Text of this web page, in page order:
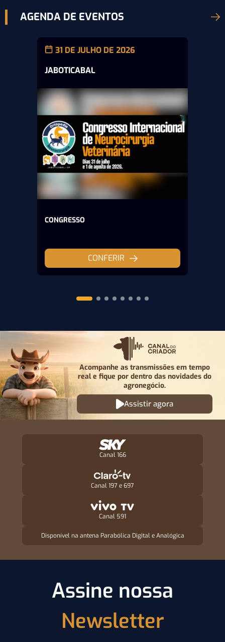
AGENDA DE EVENTOS
31 DE JULHO DE 2026
JABOTICABAL
CONGRESSO
CONFERIR
Acompanhe as transmissões em tempo
real e fique pordentro das novidades do
agronegócio.
Assistir agora
Canal 166
Canal 197 e 697
Canal 591
Disponível na antena Parabólica Digital e Analógica
Assine nossa
Newsletter